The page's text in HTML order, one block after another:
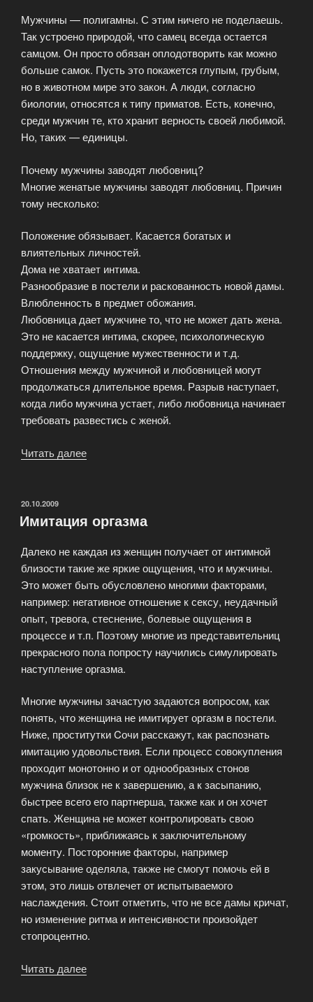
оргазм»
Мужчины — полигамны. С этим ничего не поделаешь.
Так устроено природой, что самец всегда остается
самцом. Он просто обязан оплодотворить как можно
больше самок. Пусть это покажется глупым, грубым,
но в животном мире это закон. А люди, согласно
биологии, относятся к типу приматов. Есть, конечно,
среди мужчин те, кто хранит верность своей любимой.
Но, таких — единицы.
Почему мужчины заводят любовниц?
Многие женатые мужчины заводят любовниц. Причин
тому несколько:
Положение обязывает. Касается богатых и
влиятельных личностей.
Дома не хватает интима.
Разнообразие в постели и раскованность новой дамы.
Влюбленность в предмет обожания.
Любовница дает мужчине то, что не может дать жена.
Это не касается интима, скорее, психологическую
поддержку, ощущение мужественности и т.д.
Отношения между мужчиной и любовницей могут
продолжаться длительное время. Разрыв наступает,
когда либо мужчина устает, либо любовница начинает
требовать развестись с женой.
Читать далее
ОПУБЛИКОВАНО
20.10.2009
Имитация оргазма
Далеко не каждая из женщин получает от интимной
близости такие же яркие ощущения, что и мужчины.
Это может быть обусловлено многими факторами,
например: негативное отношение к сексу, неудачный
опыт, тревога, стеснение, болевые ощущения в
процессе и т.п. Поэтому многие из представительниц
прекрасного пола попросту научились симулировать
наступление оргазма.
Многие мужчины зачастую задаются вопросом, как
понять, что женщина не имитирует оргазм в постели.
Ниже, проститутки Cочи расскажут, как распознать
имитацию удовольствия. Если процесс совокупления
проходит монотонно и от однообразных стонов
мужчина близок не к завершению, а к засыпанию,
быстрее всего его партнерша, также как и он хочет
спать. Женщина не может контролировать свою
«громкость», приближаясь к заключительному
моменту. Посторонние факторы, например
закусывание оделяла, также не смогут помочь ей в
этом, это лишь отвлечет от испытываемого
наслаждения. Стоит отметить, что не все дамы кричат,
но изменение ритма и интенсивности произойдет
стопроцентно.
Читать далее